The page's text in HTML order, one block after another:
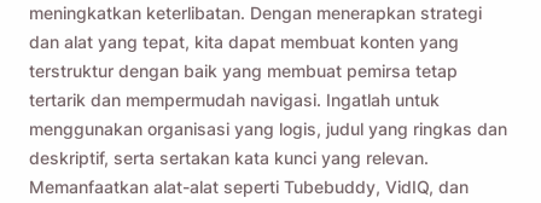
meningkatkan keterlibatan. Dengan menerapkan strategi
dan alat yang tepat, kita dapat membuat konten yang
terstruktur dengan baik yang membuat pemirsa tetap
tertarik dan mempermudah navigasi. Ingatlah untuk
menggunakan organisasi yang logis, judul yang ringkas dan
deskriptif, serta sertakan kata kunci yang relevan.
Memanfaatkan alat-alat seperti Tubebuddy, VidIQ, dan